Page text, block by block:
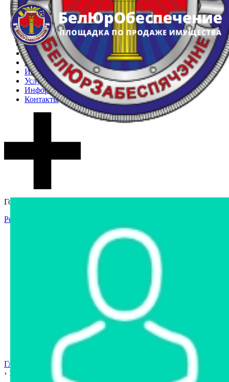
Главная
Арестованное имущество
Реестр несостоявшихся торгов
Реестр переоценок
Частное имущество
Государственное имущество
Интернет-магазин
Интернет-витрина
Услуги
Информация
Контакты
Гостевой доступ
Регистрация
Интернет-магазин
Интернет-витрина
Арестованное имущество
Реестр несостоявшихся торгов
Реестр переоценок
Государственное имущество
Главная страница
› 153519 Масло трансмиссионное Mobil ATF 3309, 1л